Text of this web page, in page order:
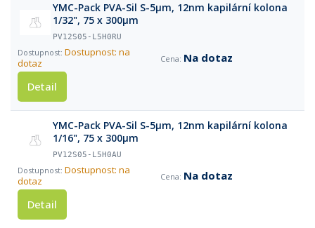
YMC-Pack PVA-Sil S-5µm, 12nm kapilární kolona
1/32", 75 x 300µm
PV12S05-L5H0RU
Dostupnost: na
dotaz
Na dotaz
Detail
YMC-Pack PVA-Sil S-5µm, 12nm kapilární kolona
1/16", 75 x 300µm
PV12S05-L5H0AU
Dostupnost: na
dotaz
Na dotaz
Detail